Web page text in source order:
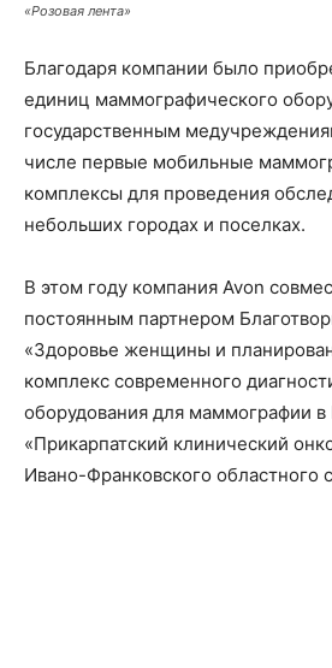
«Розовая лента»
Благодаря компании было
единиц маммографического
государственным
числе первые мобильные
комплексы для проведения
небольших городах и поселках.
В этом году компания Avon
постоянным партнером
«Здоровье женщины и
комплекс современного
оборудования для маммографии
«Прикарпатский клинический
Ивано-Франковского областного